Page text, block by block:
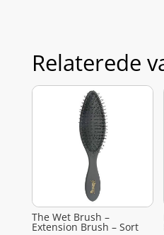
Relaterede
The Wet Brush –
Extension Brush – Sort